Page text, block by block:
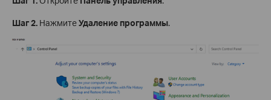
Шаг 2. НажмитеУдаление программы.